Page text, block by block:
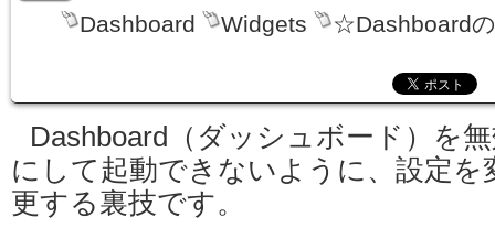
Dashboard Widgets ☆Dashboard
Dashboard（ダッシュボード）を
にして起動できないように、設定を
更する裏技です。